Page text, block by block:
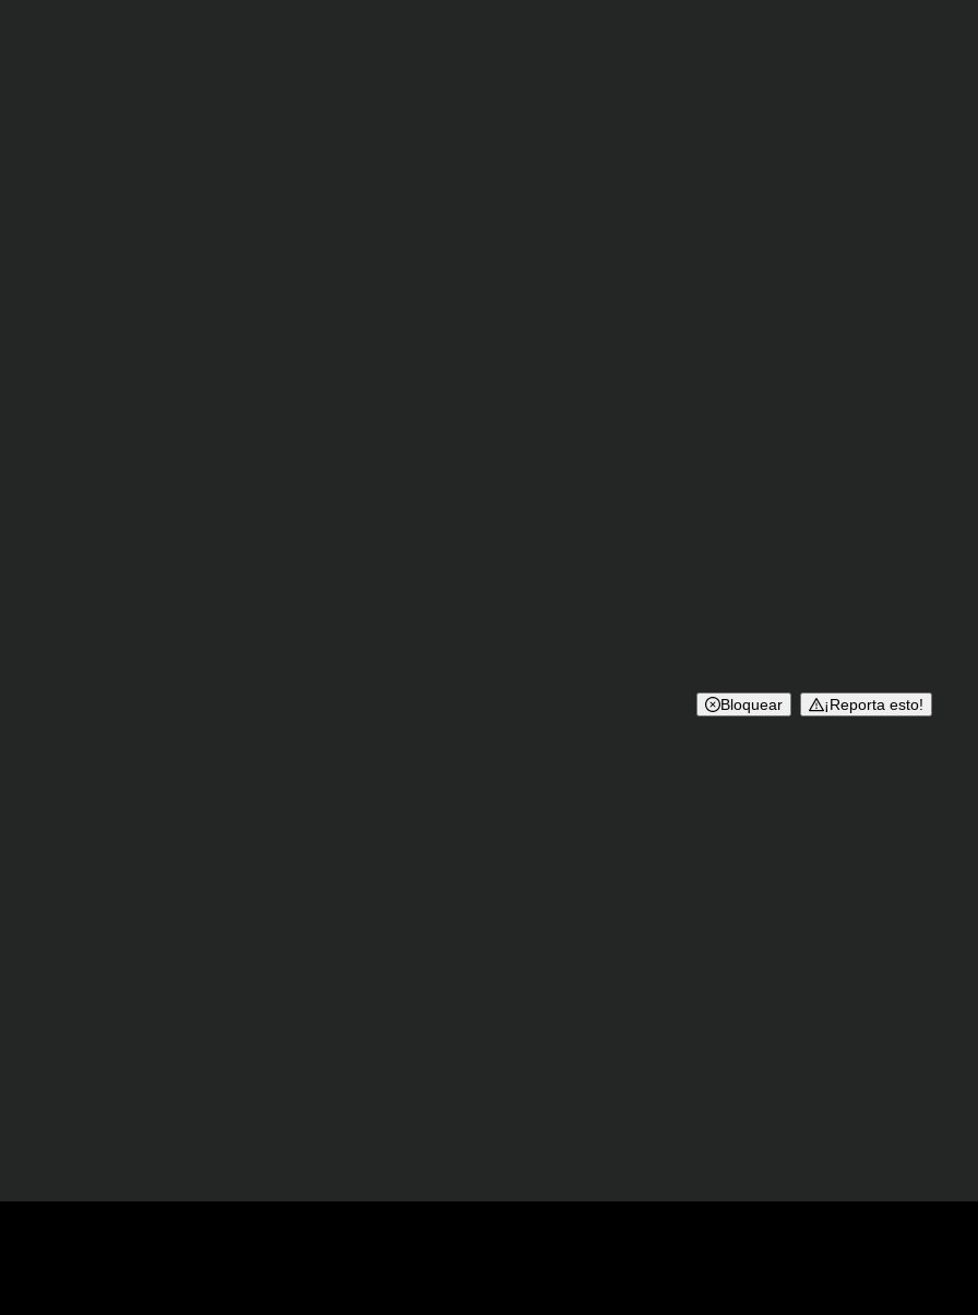
Bloquear ¡Reporta esto!